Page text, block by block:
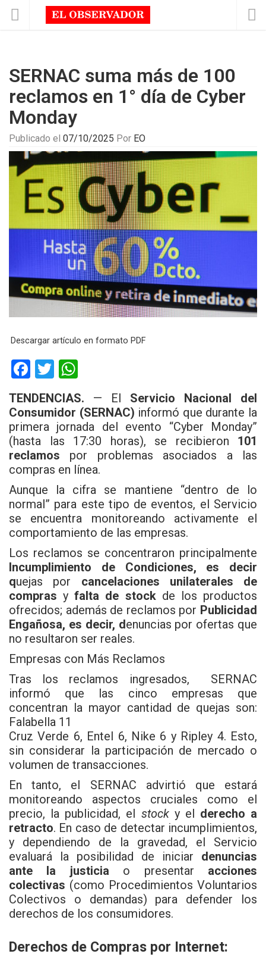
SERNAC suma más de 100
reclamos en 1° día de Cyber
Monday
Publicado el 07/10/2025 Por EO
Descargar artículo en formato PDF
F
a
ce
b
o
o
k
T
wi
tt
er
h
at
s
A
p
p
TENDENCIAS. — El Servicio Nacional del
Consumidor (SERNAC) informó que durante la
primera jornada del evento “Cyber Monday”
(hasta las 17:30 horas), se recibieron 101
reclamos por problemas asociados a las
compras en línea.
Aunque la cifra se mantiene “dentro de lo
normal” para este tipo de eventos, el Servicio
se encuentra monitoreando activamente el
comportamiento de las empresas.
Los reclamos se concentraron principalmente
Incumplimiento de Condiciones, es decir
quejas por cancelaciones unilaterales de
compras yfalta de stockde los productos
ofrecidos; además de reclamos por Publicidad
Engañosa, es decir, denuncias por ofertas que
no resultaron ser reales.
Empresas con Más Reclamos
Tras los reclamos ingresados, SERNAC
informó que las cinco empresas que
concentran la mayor cantidad de quejas son:
Falabella 11
Cruz Verde 6, Entel 6, Nike 6 y Ripley 4. Esto,
sin considerar la participación de mercado o
volumen de transacciones.
En tanto, el SERNAC advirtió que estará
monitoreando aspectos cruciales como el
precio, la publicidad, el stocky el derecho a
retracto. En caso de detectar incumplimientos,
y dependiendo de la gravedad, el Servicio
evaluará la posibilidad de iniciar denuncias
ante la justicia o presentar acciones
colectivas (como Procedimientos Voluntarios
Colectivos o demandas) para defender los
derechos de los consumidores.
Derechos de Compras por Internet: